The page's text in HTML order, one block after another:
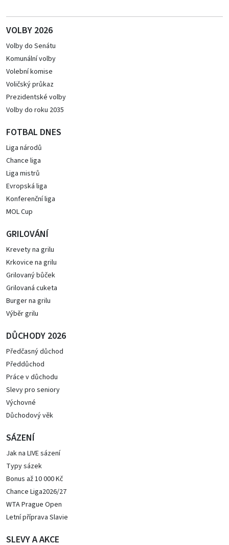
VOLBY 2026
Volby do Senátu
Komunální volby
Volební komise
Voličský průkaz
Prezidentské volby
Volby do roku 2035
FOTBAL DNES
Liga národů
Chance liga
Liga mistrů
Evropská liga
Konferenční liga
MOL Cup
GRILOVÁNÍ
Krevety na grilu
Krkovice na grilu
Grilovaný bůček
Grilovaná cuketa
Burger na grilu
Výběr grilu
DŮCHODY 2026
Předčasný důchod
Předdůchod
Práce v důchodu
Slevy pro seniory
Výchovné
Důchodový věk
SÁZENÍ
Jak na LIVE sázení
Typy sázek
Bonus až 10 000 Kč
Chance Liga2026/27
WTA Prague Open
Letní příprava Slavie
SLEVY A AKCE